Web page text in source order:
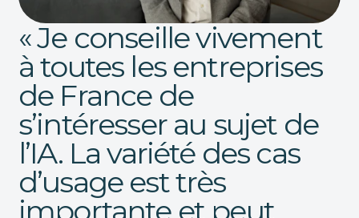
« Je conseille vivement
à toutes les entreprises
de France de
s’intéresser au sujet de
l’IA. La variété des cas
d’usage est très
importante et peut